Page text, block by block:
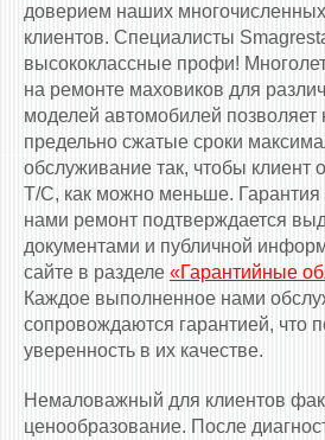
доверием наших
клиентов. Специалисты
высококлассные профи!
на ремонте маховиков для
моделей автомобилей позволяет
предельно сжатые сроки
обслуживание так, чтобы клиент
Т/С, как можно меньше.
нами ремонт подтверждается
документами и публичной
сайте в разделе «Гарантийные
Каждое выполненное нами
сопровождаются гарантией, что
уверенность в их качестве.
Немаловажный для клиентов
ценообразование. После